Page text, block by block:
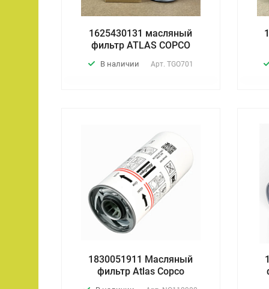
1625430131 масляный
фильтр ATLAS COPCO
В наличии Арт. TGO701
1830051911 Масляный
фильтр Atlas Copco